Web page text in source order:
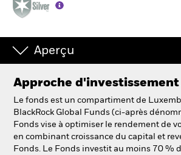
Change location
BlackRock
Aladdin
Aperçu
Approche d'investissement
Le fonds est un compartiment de
BlackRock Global Funds (ci-après
Fonds vise à optimiser le rendement de
en combinant croissance du capital et
Fonds. Le Fonds investit au moins 70 %